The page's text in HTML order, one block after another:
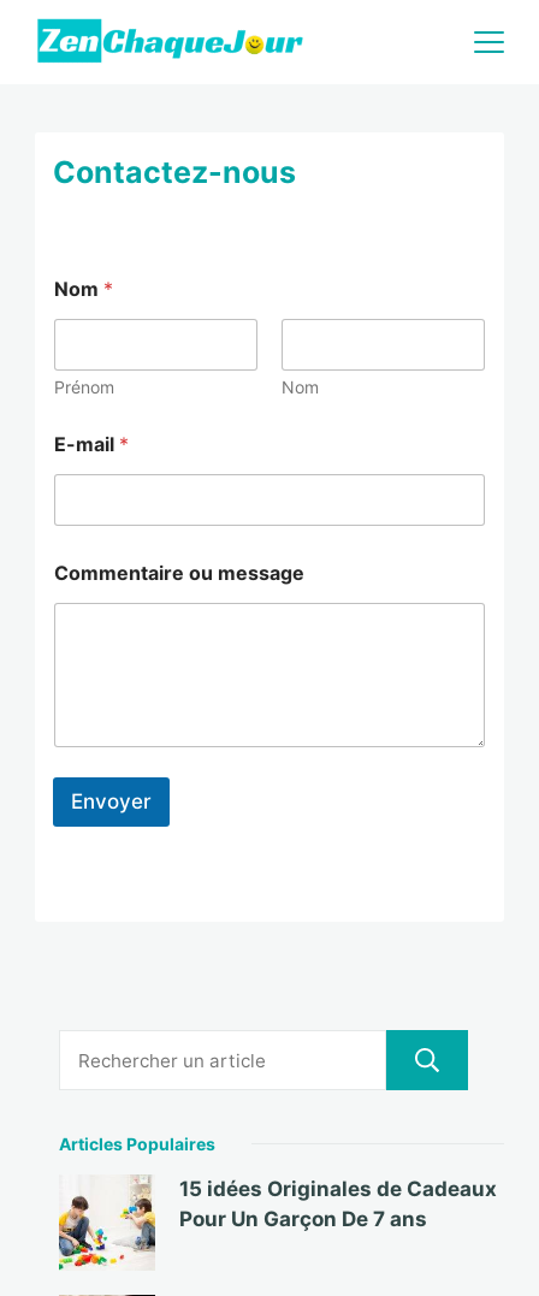
Skip
Contactez-nous
Nom *
Prénom Nom
E-mail *
Commentaire ou message
Envoyer
Articles Populaires
15 idées Originales de Cadeaux
Pour Un Garçon De 7 ans